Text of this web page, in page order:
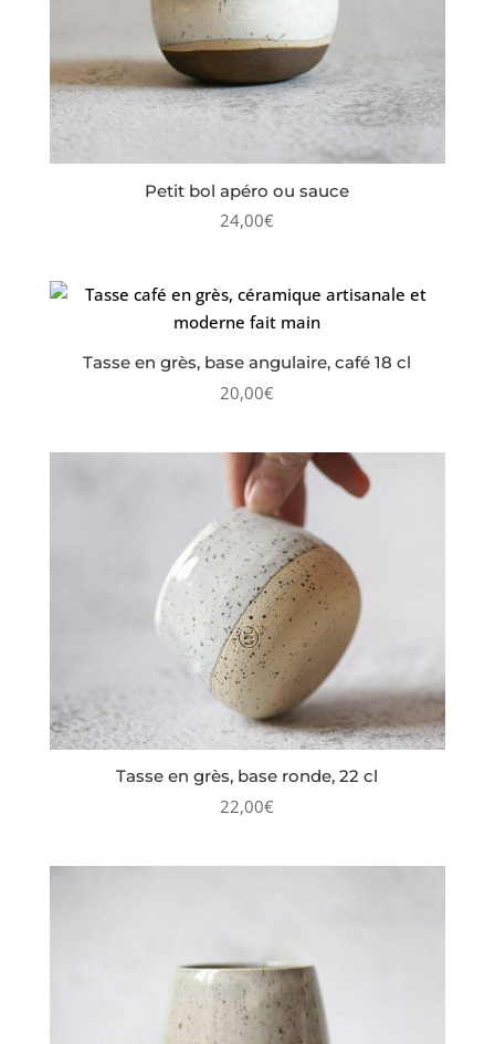
Petit bol apéro ou sauce
24,00€
Tasse en grès, base angulaire, café 18 cl
20,00€
Tasse en grès, base ronde, 22 cl
22,00€